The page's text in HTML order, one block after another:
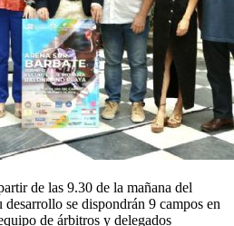
de las 9.30 de la mañana del
se dispondrán 9 campos en
de árbitros y delegados